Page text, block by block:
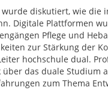
wurde diskutiert, wie
Digitale Plattformen
Pflege und
zur Stärkung der
hochschule dual.
das duale Studium
zum Thema